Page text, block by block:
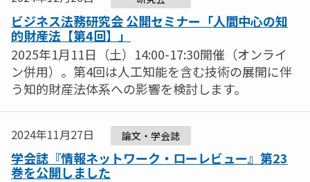
ビジネス法務研究会 公開セミナー「人間中心の知
的財産法【第4回】」
2025年1月11日（土）14:00-17:30開催（オンライ
ン併用）。第4回は人工知能を含む技術の展開に伴
う知的財産法体系への影響を検討します。
2024年11月27日 論文・学会誌
学会誌『情報ネットワーク・ローレビュー』第23
巻を公開しました